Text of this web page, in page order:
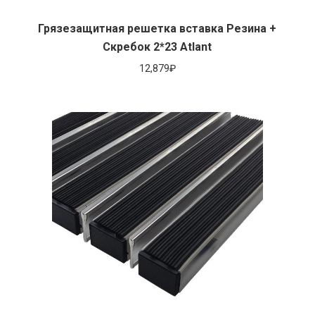
Грязезащитная решетка вставка Резина +
Скребок 2*23 Atlant
12,879₽